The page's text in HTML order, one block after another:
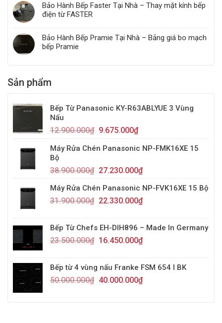
Bảo Hành Bếp Faster Tại Nhà – Thay mặt kính bếp
điện từ FASTER
Bảo Hành Bếp Pramie Tại Nhà – Bảng giá bo mạch
bếp Pramie
Sản phẩm
Bếp Từ Panasonic KY-R63ABLYUE 3 Vùng
Nấu
12.900.000₫ 9.675.000₫
Máy Rửa Chén Panasonic NP-FMK16XE 15
Bộ
38.900.000₫ 27.230.000₫
Máy Rửa Chén Panasonic NP-FVK16XE 15 Bộ
31.900.000₫ 22.330.000₫
Bếp Từ Chefs EH-DIH896 – Made In Germany
23.500.000₫ 16.450.000₫
Bếp từ 4 vùng nấu Franke FSM 654 I BK
50.000.000₫ 40.000.000₫